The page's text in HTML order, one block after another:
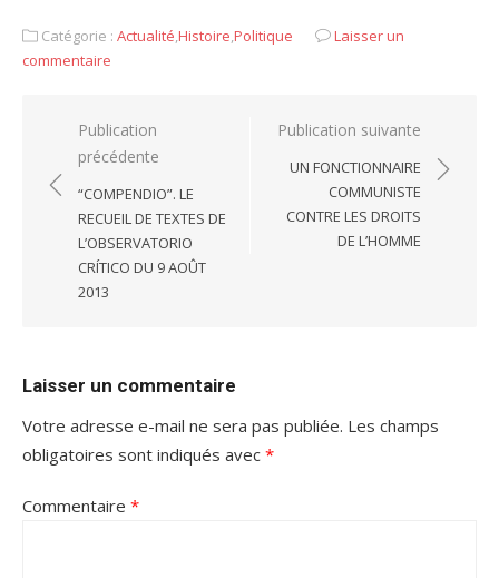
Catégorie : Actualité,Histoire,Politique
Laisser un
commentaire
Navigation
l’article
Publication
précédente
“COMPENDIO”. LE
RECUEIL DE TEXTES DE
L’OBSERVATORIO
CRÍTICO DU 9 AOÛT
2013
Publication suivante
UN FONCTIONNAIRE
COMMUNISTE
CONTRE LES DROITS
DE L’HOMME
Laisser un commentaire
Votre adresse e-mail ne sera pas publiée. Les champs
obligatoires sont indiqués avec *
Commentaire *